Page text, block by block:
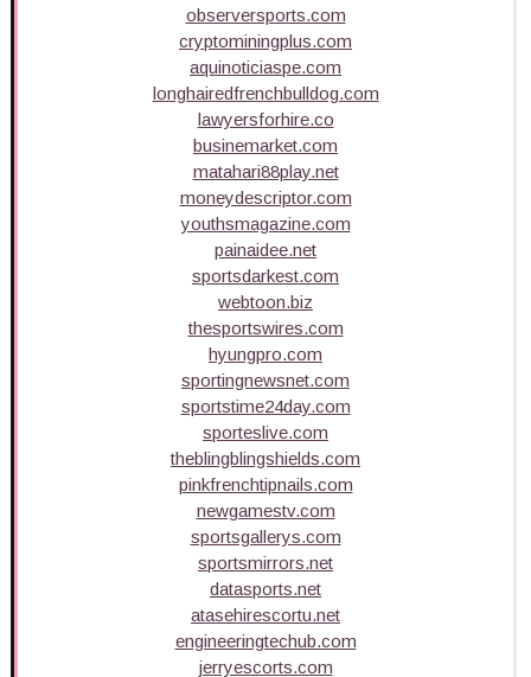
observersports.com
cryptominingplus.com
aquinoticiaspe.com
longhairedfrenchbulldog.com
lawyersforhire.co
businemarket.com
matahari88play.net
moneydescriptor.com
youthsmagazine.com
painaidee.net
sportsdarkest.com
webtoon.biz
thesportswires.com
hyungpro.com
sportingnewsnet.com
sportstime24day.com
sporteslive.com
theblingblingshields.com
pinkfrenchtipnails.com
newgamestv.com
sportsgallerys.com
sportsmirrors.net
datasports.net
atasehirescortu.net
engineeringtechub.com
jerryescorts.com